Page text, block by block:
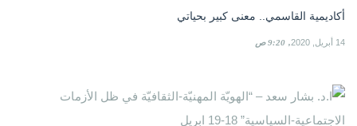
أكاديمية القاسمي.. معنى كبير بحياتي
14 أبريل, 2020 9:20 ص